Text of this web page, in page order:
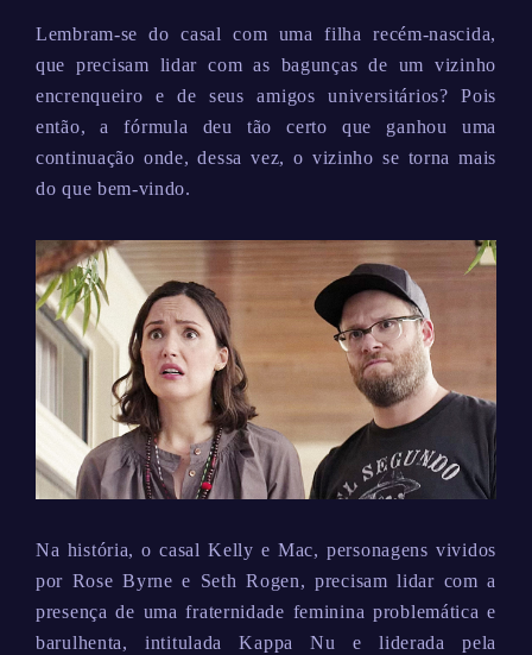
Lembram-se do casal com uma filha recém-nascida,
que precisam lidar com as bagunças de um vizinho
encrenqueiro e de seus amigos universitários? Pois
então, a fórmula deu tão certo que ganhou uma
continuação onde, dessa vez, o vizinho se torna mais
do que bem-vindo.
Na história, o casal Kelly e Mac, personagens vividos
por Rose Byrne e Seth Rogen, precisam lidar com a
presença de uma fraternidade feminina problemática e
barulhenta, intitulada Kappa Nu e liderada pela